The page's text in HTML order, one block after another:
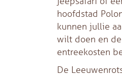
hoofdstad
kunnen jullie
wilt doen en
entreekosten
De